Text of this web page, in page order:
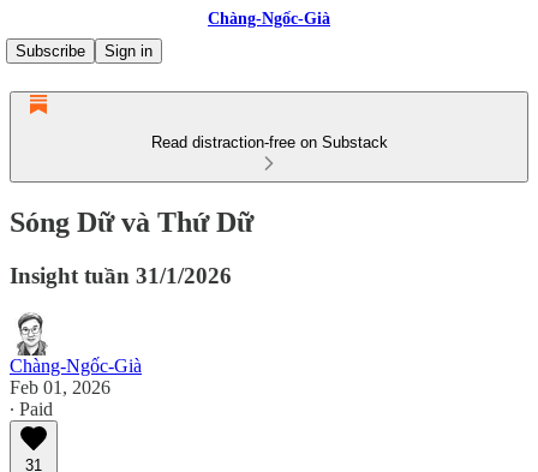
Chàng-Ngốc-Già
Subscribe
Sign in
Read distraction-free on Substack
Sóng Dữ và Thứ Dữ
Insight tuần 31/1/2026
Chàng-Ngốc-Già
Feb 01, 2026
∙ Paid
31